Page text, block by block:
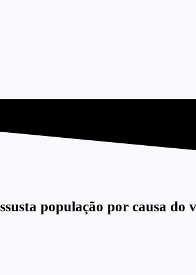
população por causa do